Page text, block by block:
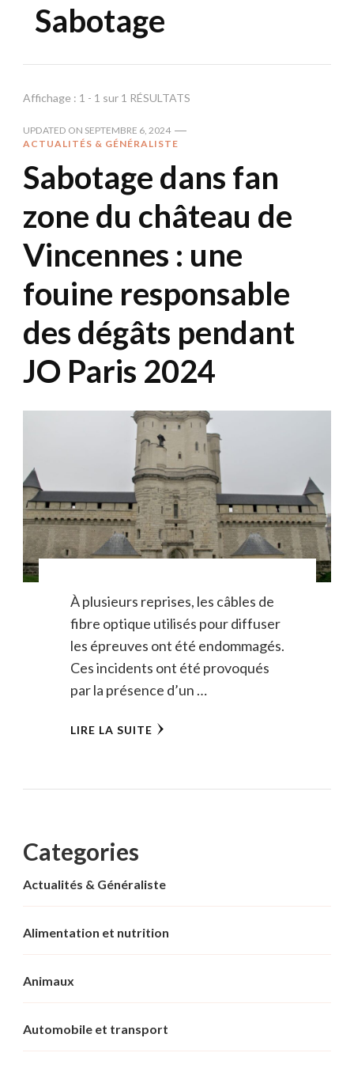
Sabotage
Affichage : 1 - 1 sur 1 RÉSULTATS
UPDATED ON SEPTEMBRE 6, 2024
ACTUALITÉS & GÉNÉRALISTE
Sabotage dans fan
zone du château de
Vincennes : une
fouine responsable
des dégâts pendant
JO Paris 2024
À plusieurs reprises, les câbles de
fibre optique utilisés pour diffuser
les épreuves ont été endommagés.
Ces incidents ont été provoqués
par la présence d’un …
LIRE LA SUITE
Categories
Actualités & Généraliste
Alimentation et nutrition
Animaux
Automobile et transport